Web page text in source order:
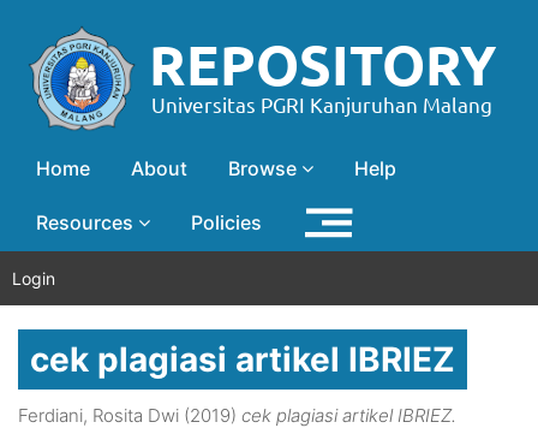
Home About Browse Help
Resources Policies
Login
cek plagiasi artikel IBRIEZ
Ferdiani, Rosita Dwi (2019) cek plagiasi artikel IBRIEZ.